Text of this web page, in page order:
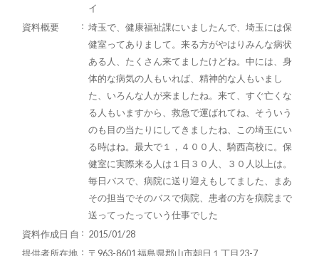
イ
資料概要
埼玉で、健康福祉課にいましたんで、埼玉には保
健室ってありまして。来る方がやはりみんな病状
ある人、たくさん来てましたけどね。中には、身
体的な病気の人もいれば、精神的な人もいまし
た、いろんな人が来ましたね。来て、すぐ亡くな
る人もいますから、救急で運ばれてね、そういう
のも目の当たりにしてきましたね、この埼玉にい
る時はね。最大で１，４００人、騎西高校に。保
健室に実際来る人は１日３０人、３０人以上は。
毎日バスで、病院に送り迎えもしてました、まあ
その担当でそのバスで病院、患者の方を病院まで
送ってったっていう仕事でした
資料作成日 自
2015/01/28
提供者所在地
〒963-8601 福島県郡山市朝日１丁目23-7